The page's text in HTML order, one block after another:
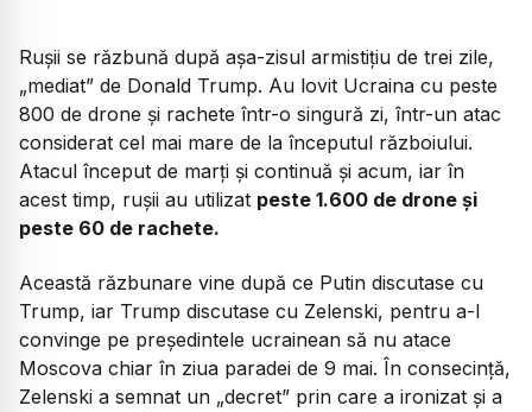
Rușii se răzbună după așa-zisul armistițiu de trei zile,
„mediat” de Donald Trump. Au lovit Ucraina cu peste
800 de drone și rachete într-o singură zi, într-un atac
considerat cel mai mare de la începutul războiului.
Atacul început de marți și continuă și acum, iar în
acest timp, rușii au utilizat peste 1.600 de drone și
peste 60 de rachete.
Această răzbunare vine după ce Putin discutase cu
Trump, iar Trump discutase cu Zelenski, pentru a-l
convinge pe președintele ucrainean să nu atace
Moscova chiar în ziua paradei de 9 mai. În consecință,
Zelenski a semnat un „decret” prin care a ironizat și a